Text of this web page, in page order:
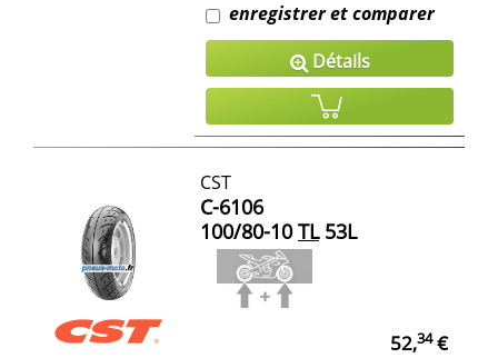
enregistrer et comparer
Détails
CST
C-6106
100/80-10 TL53L
52,34€